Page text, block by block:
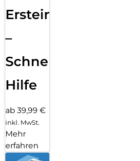
Ersteinrichtung
–
Schnelle
Hilfe
ab 39,99 €
inkl. MwSt.
Mehr
erfahren